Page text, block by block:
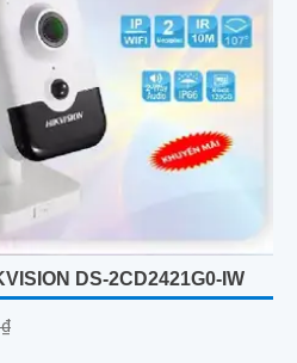
DS-2CD2421G0-IW